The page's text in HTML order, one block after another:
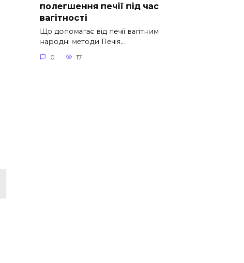
полегшення печії під час
вагітності
Що допомагає від печії вагітним
народні методи Печія…
0 17